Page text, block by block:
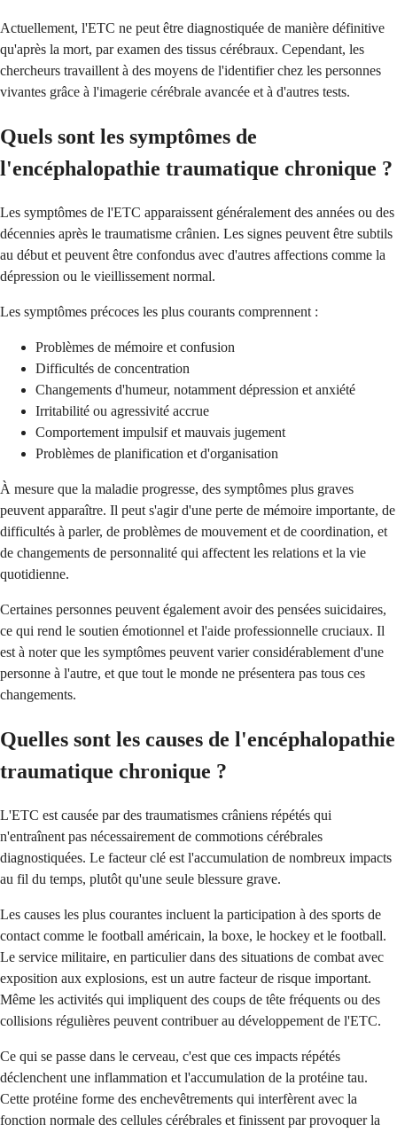
Actuellement, l'ETC ne peut être diagnostiquée de manière définitive
qu'après la mort, par examen des tissus cérébraux. Cependant, les
chercheurs travaillent à des moyens de l'identifier chez les personnes
vivantes grâce à l'imagerie cérébrale avancée et à d'autres tests.
Quels sont les symptômes de
l'encéphalopathie traumatique chronique ?
Les symptômes de l'ETC apparaissent généralement des années ou des
décennies après le traumatisme crânien. Les signes peuvent être subtils
au début et peuvent être confondus avec d'autres affections comme la
dépression ou le vieillissement normal.
Les symptômes précoces les plus courants comprennent :
Problèmes de mémoire et confusion
Difficultés de concentration
Changements d'humeur, notamment dépression et anxiété
Irritabilité ou agressivité accrue
Comportement impulsif et mauvais jugement
Problèmes de planification et d'organisation
À mesure que la maladie progresse, des symptômes plus graves
peuvent apparaître. Il peut s'agir d'une perte de mémoire importante, de
difficultés à parler, de problèmes de mouvement et de coordination, et
de changements de personnalité qui affectent les relations et la vie
quotidienne.
Certaines personnes peuvent également avoir des pensées suicidaires,
ce qui rend le soutien émotionnel et l'aide professionnelle cruciaux. Il
est à noter que les symptômes peuvent varier considérablement d'une
personne à l'autre, et que tout le monde ne présentera pas tous ces
changements.
Quelles sont les causes de l'encéphalopathie
traumatique chronique ?
L'ETC est causée par des traumatismes crâniens répétés qui
n'entraînent pas nécessairement de commotions cérébrales
diagnostiquées. Le facteur clé est l'accumulation de nombreux impacts
au fil du temps, plutôt qu'une seule blessure grave.
Les causes les plus courantes incluent la participation à des sports de
contact comme le football américain, la boxe, le hockey et le football.
Le service militaire, en particulier dans des situations de combat avec
exposition aux explosions, est un autre facteur de risque important.
Même les activités qui impliquent des coups de tête fréquents ou des
collisions régulières peuvent contribuer au développement de l'ETC.
Ce qui se passe dans le cerveau, c'est que ces impacts répétés
déclenchent une inflammation et l'accumulation de la protéine tau.
Cette protéine forme des enchevêtrements qui interfèrent avec la
fonction normale des cellules cérébrales et finissent par provoquer la